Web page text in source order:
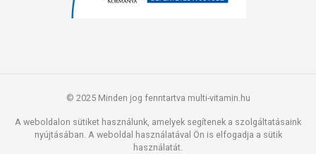
© 2025 Minden jog fenntartva multi-vitamin.hu
A weboldalon sütiket használunk, amelyek segítenek a szolgáltatásaink
nyújtásában. A weboldal használatával Ön is elfogadja a sütik
használatát.